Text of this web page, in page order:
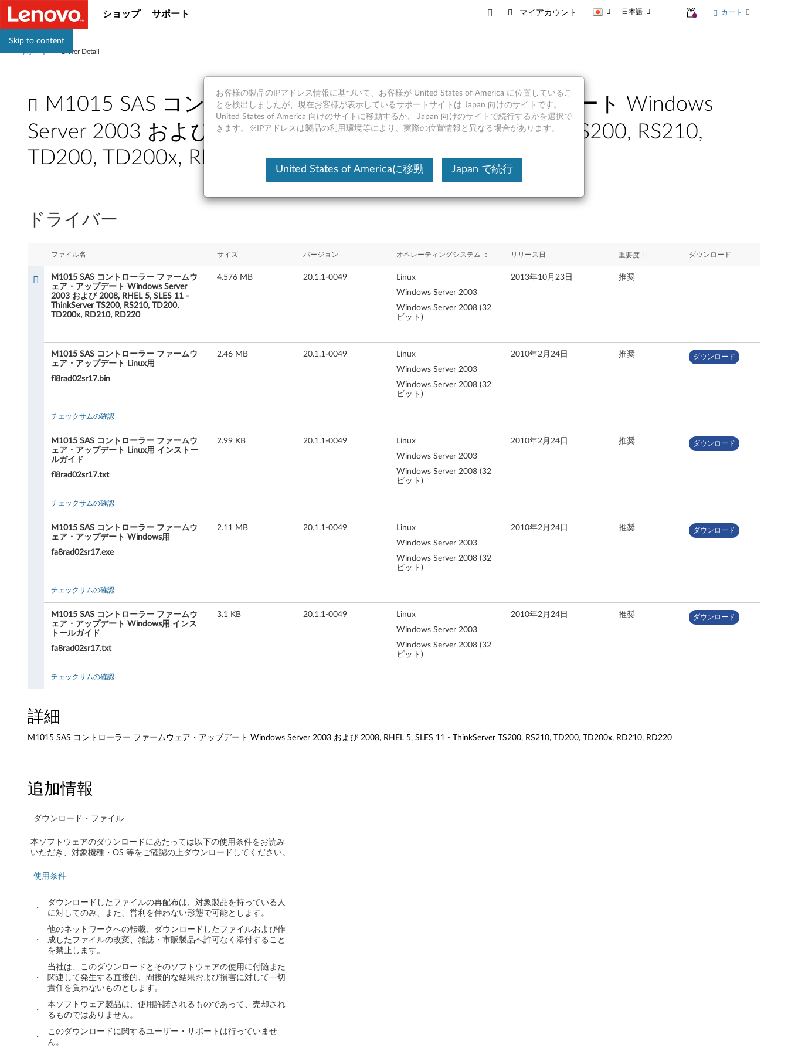
Skip to content
ショップ サポート マイアカウント 日本語 カート
サポート >Driver Detail
M1015 SAS コントローラー ファームウェア・アップデート Windows
Server 2003 および 2008, RHEL 5, SLES 11 - ThinkServer TS200, RS210,
TD200, TD200x, RD210, RD220
0
5
ロ
ア
ッ
デ
ー
ト
W
d
o
S
ドライバー
ファイル名 サイズ バージョン オペレーティングシステム ： リリース日 重要度 ダウンロード
M1015 SAS コントローラー ファームウ
ェア・アップデート Windows Server
2003 および 2008, RHEL 5, SLES 11 -
ThinkServer TS200, RS210, TD200,
TD200x, RD210, RD220
4.576 MB 20.1.1-0049
Linux
Windows Server 2003
Windows Server 2008 (32
ビット)
2013年10月23日 推奨
M1015 SAS コントローラー ファームウ
ェア・アップデート Linux用
fl8rad02sr17.bin
2.46 MB 20.1.1-0049
Linux
Windows Server 2003
Windows Server 2008 (32
ビット)
2010年2月24日 推奨 ダウンロード
チェックサムの確認
M1015 SAS コントローラー ファームウ
ェア・アップデート Linux用 インストー
ルガイド
fl8rad02sr17.txt
2.99 KB 20.1.1-0049
Linux
Windows Server 2003
Windows Server 2008 (32
ビット)
2010年2月24日 推奨 ダウンロード
チェックサムの確認
M1015 SAS コントローラー ファームウ
ェア・アップデート Windows用
fa8rad02sr17.exe
2.11 MB 20.1.1-0049
Linux
Windows Server 2003
Windows Server 2008 (32
ビット)
2010年2月24日 推奨 ダウンロード
チェックサムの確認
M1015 SAS コントローラー ファームウ
ェア・アップデート Windows用 インス
トールガイド
fa8rad02sr17.txt
3.1 KB 20.1.1-0049
Linux
Windows Server 2003
Windows Server 2008 (32
ビット)
2010年2月24日 推奨 ダウンロード
チェックサムの確認
詳細
M1015 SAS コントローラー ファームウェア・アップデート Windows Server 2003 および 2008, RHEL 5, SLES 11 - ThinkServer TS200, RS210, TD200, TD200x, RD210, RD220
追加情報
ダウンロード・ファイル
本ソフトウェアのダウンロードにあたっては以下の使用条件をお読み
いただき、対象機種・OS 等をご確認の上ダウンロードしてください。
使用条件
・
ダウンロードしたファイルの再配布は、対象製品を持っている人
に対してのみ、また、営利を伴わない形態で可能とします。
・
他のネットワークへの転載、ダウンロードしたファイルおよび作
成したファイルの改変、雑誌・市販製品へ許可なく添付すること
を禁止します。
・
当社は、このダウンロードとそのソフトウェアの使用に付随また
関連して発生する直接的、間接的な結果および損害に対して一切
責任を負わないものとします。
・
本ソフトウェア製品は、使用許諾されるものであって、売却され
るものではありません。
・
このダウンロードに関するユーザー・サポートは行っていませ
ん。
お客様の製品のIPアドレス情報に基づいて、お客様が United States of America に位置しているこ
とを検出しましたが、現在お客様が表示しているサポートサイトは Japan 向けのサイトです。
United States of America 向けのサイトに移動するか、 Japan 向けのサイトで続行するかを選択で
きます。※IPアドレスは製品の利用環境等により、実際の位置情報と異なる場合があります。
United States of Americaに移動 Japan で続行